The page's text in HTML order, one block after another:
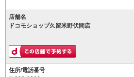
店舗名
ドコモショップ久留米野伏間店
住所/電話番号